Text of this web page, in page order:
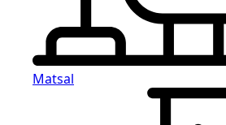
Matsal